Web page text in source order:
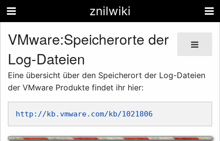
znilwiki
VMware:Speicherorte der
Log-Dateien
Eine übersicht über den Speicherort der Log-Dateien
der VMware Produkte findet ihr hier:
http://kb.vmware.com/kb/1021806